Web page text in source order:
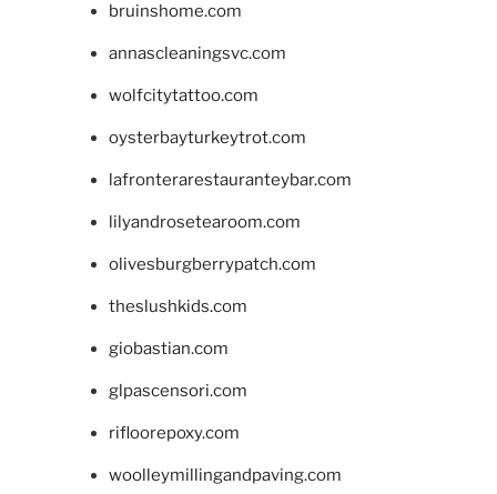
bruinshome.com
annascleaningsvc.com
wolfcitytattoo.com
oysterbayturkeytrot.com
lafronterarestauranteybar.com
lilyandrosetearoom.com
olivesburgberrypatch.com
theslushkids.com
giobastian.com
glpascensori.com
rifloorepoxy.com
woolleymillingandpaving.com